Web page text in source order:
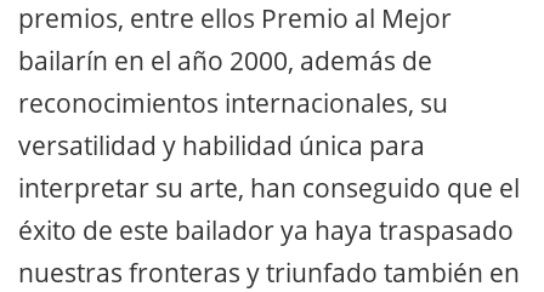
premios, entre ellos Premio al Mejor
bailarín en el año 2000, además de
reconocimientos internacionales, su
versatilidad y habilidad única para
interpretar su arte, han conseguido que el
éxito de este bailador ya haya traspasado
nuestras fronteras y triunfado también en